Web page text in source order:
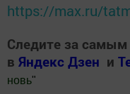
https://max.ru/
Следите за
в Яндекс Дзен и
новь"